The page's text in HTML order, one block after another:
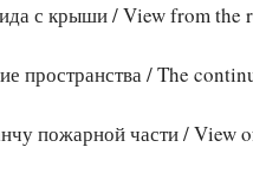
с крыши / View from the
пространства / The
пожарной части / View